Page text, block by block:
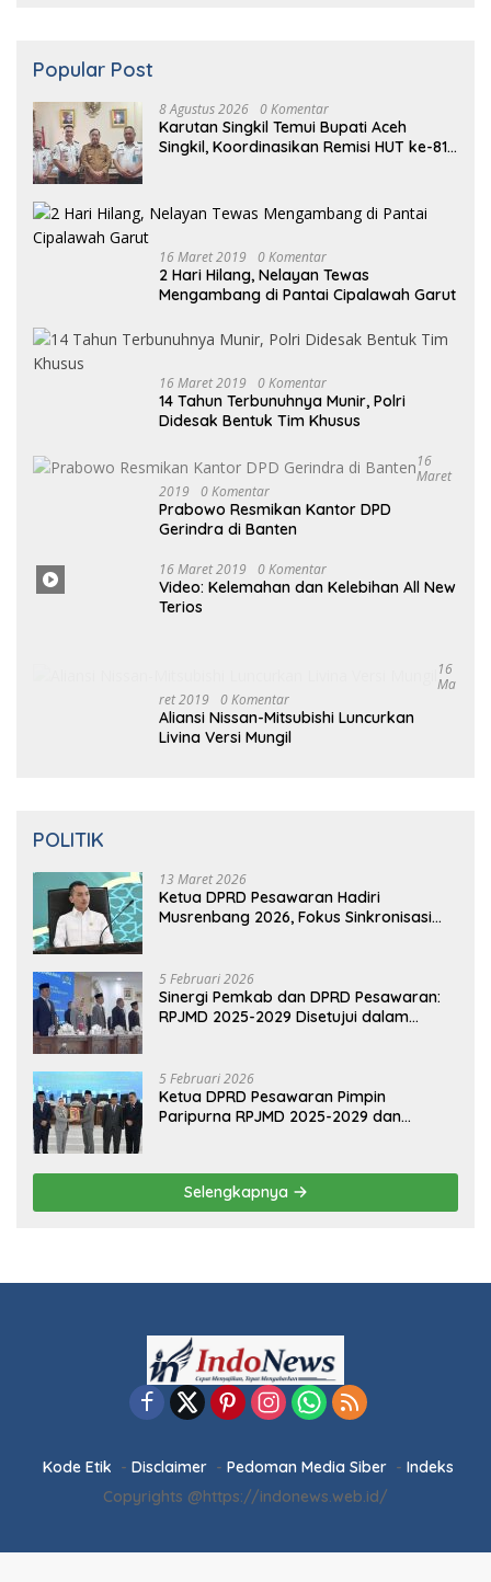
Popular Post
8 Agustus 2026 0 Komentar
Karutan Singkil Temui Bupati Aceh
Singkil, Koordinasikan Remisi HUT ke-81
16 Maret 2019 0 Komentar
2 Hari Hilang, Nelayan Tewas
Mengambang di Pantai Cipalawah Garut
16 Maret 2019 0 Komentar
14 Tahun Terbunuhnya Munir, Polri
Didesak Bentuk Tim Khusus
16
Maret
2019 0 Komentar
Prabowo Resmikan Kantor DPD
Gerindra di Banten
2019 0
Komentar
Video: Kelemahan dan Kelebihan All New
16
Ma
Ret 2019
0 Komentar
Aliansi Nissan-Mitsubishi Luncurkan
Livina Versi Mungil
POLITIK
13 Maret 2026
Ketua DPRD Pesawaran Hadiri
Musrenbang 2026, Fokus Sinkronisasi
5 Februari 2026
Sinergi Pemkab dan DPRD Pesawaran:
RPJMD 2025-2029 Disetujui dalam
5 Februari 2026
Ketua DPRD Pesawaran Pimpin
Paripurna RPJMD 2025-2029 dan
Selengkapnya
Kode Etik Disclaimer Pedoman Media Siber
Indeks
Copyrights @https://indonews.web.id/